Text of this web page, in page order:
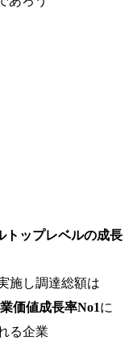
トップレベルの成⻑
施し調達総額は
価値成長率No1に
る企業